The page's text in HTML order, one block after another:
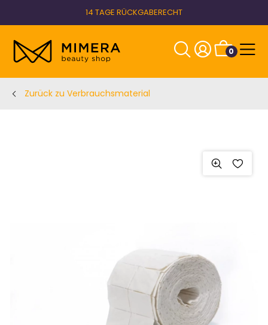
14 TAGE RÜCKGABERECHT
0
Zurück zu Verbrauchsmaterial